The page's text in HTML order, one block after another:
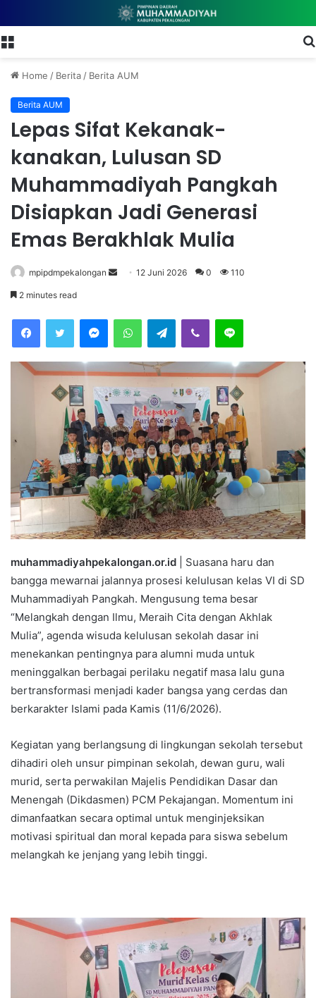
Home / Berita/ Berita AUM
Berita AUM
Lepas Sifat Kekanak-
kanakan, Lulusan SD
Muhammadiyah Pangkah
Disiapkan Jadi Generasi
Emas Berakhlak Mulia
mpipdmpekalongan
e
m
a
i
l
12 Juni 2026 0 110
2 minutes read
Telegram
muhammadiyahpekalongan.or.id | Suasana haru dan
bangga mewarnai jalannya prosesi kelulusan kelas VI di SD
Muhammadiyah Pangkah. Mengusung tema besar
“Melangkah dengan Ilmu, Meraih Cita dengan Akhlak
Mulia”, agenda wisuda kelulusan sekolah dasar ini
menekankan pentingnya para alumni muda untuk
meninggalkan berbagai perilaku negatif masa lalu guna
bertransformasi menjadi kader bangsa yang cerdas dan
berkarakter Islami pada Kamis (11/6/2026).
​Kegiatan yang berlangsung di lingkungan sekolah tersebut
dihadiri oleh unsur pimpinan sekolah, dewan guru, wali
murid, serta perwakilan Majelis Pendidikan Dasar dan
Menengah (Dikdasmen) PCM Pekajangan. Momentum ini
dimanfaatkan secara optimal untuk menginjeksikan
motivasi spiritual dan moral kepada para siswa sebelum
melangkah ke jenjang yang lebih tinggi.